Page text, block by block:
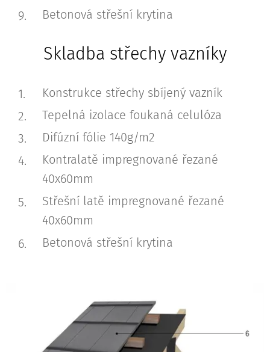
Betonová střešní krytina
Skladba střechy vazníky
Konstrukce střechy sbíjený vazník
Tepelná izolace foukaná celulóza
Difúzní fólie 140g/m2
Kontralatě impregnované řezané
40x60mm
Střešní latě impregnované řezané
40x60mm
Betonová střešní krytina